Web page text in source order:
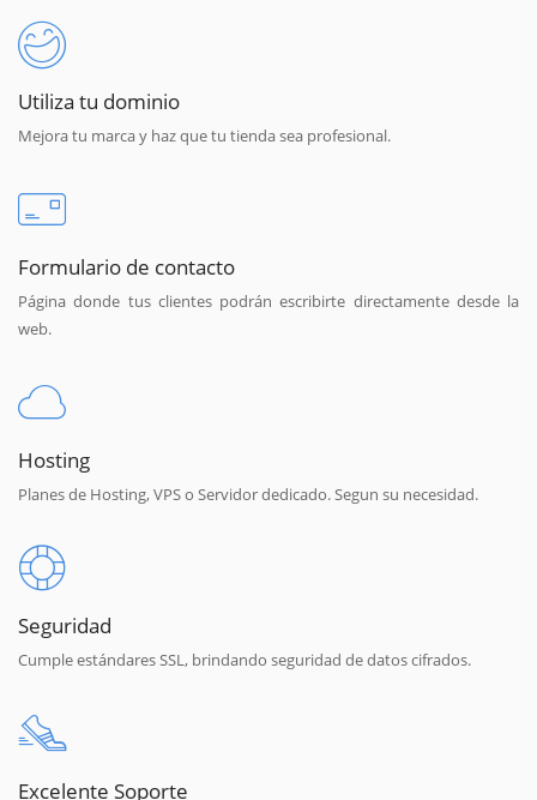
Utiliza tu dominio
Mejora tu marca y haz que tu tienda sea profesional.
Formulario de contacto
Página donde tus clientes podrán escribirte directamente desde la
web.
Hosting
Planes de Hosting, VPS o Servidor dedicado. Segun su necesidad.
Seguridad
Cumple estándares SSL, brindando seguridad de datos cifrados.
Excelente Soporte